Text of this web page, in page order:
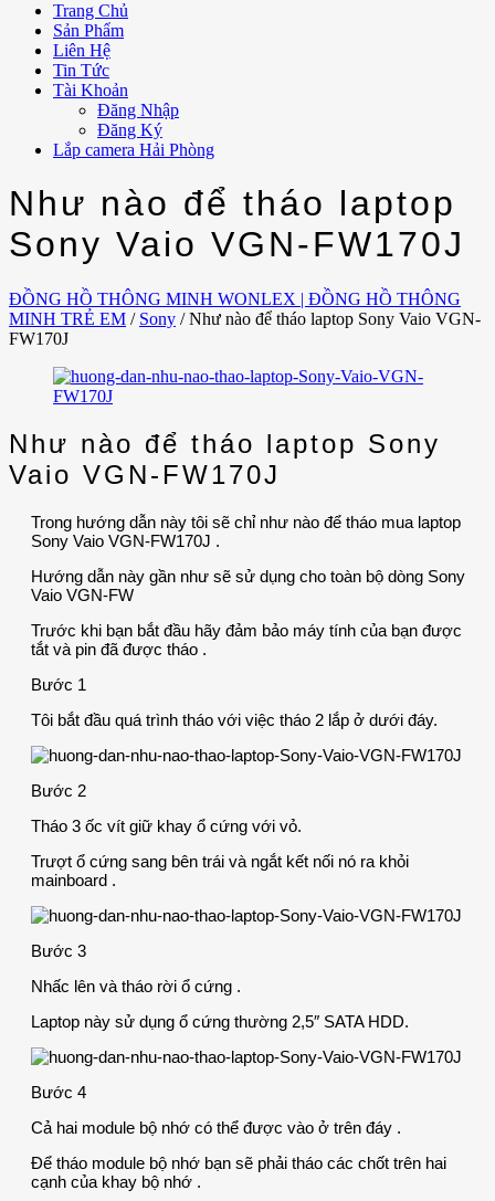
Trang Chủ
Sản Phẩm
Liên Hệ
Tin Tức
Tài Khoản
Đăng Nhập
Đăng Ký
Lắp camera Hải Phòng
Như nào để tháo laptop
Sony Vaio VGN-FW170J
ĐỒNG HỒ THÔNG MINH WONLEX | ĐỒNG HỒ THÔNG
MINH TRẺ EM / Sony / Như nào để tháo laptop Sony Vaio VGN-
FW170J
Như nào để tháo laptop Sony
Vaio VGN-FW170J
Trong hướng dẫn này tôi sẽ chỉ như nào để tháo mua laptop
Sony Vaio VGN-FW170J .
Hướng dẫn này gần như sẽ sử dụng cho toàn bộ dòng Sony
Vaio VGN-FW
Trước khi bạn bắt đầu hãy đảm bảo máy tính của bạn được
tắt và pin đã được tháo .
Bước 1
Tôi bắt đầu quá trình tháo với việc tháo 2 lắp ở dưới đáy.
Bước 2
Tháo 3 ốc vít giữ khay ổ cứng với vỏ.
Trượt ổ cứng sang bên trái và ngắt kết nối nó ra khỏi
mainboard .
Bước 3
Nhấc lên và tháo rời ổ cứng .
Laptop này sử dụng ổ cứng thường 2,5″ SATA HDD.
Bước 4
Cả hai module bộ nhớ có thể được vào ở trên đáy .
Để tháo module bộ nhớ bạn sẽ phải tháo các chốt trên hai
cạnh của khay bộ nhớ .